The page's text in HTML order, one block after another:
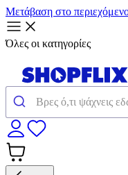
Μετάβαση στο
Όλες οι κατηγορίες